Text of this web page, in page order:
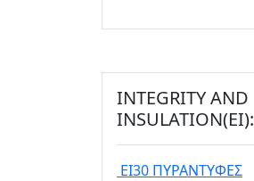
INTEGRITY AND
INSULATION(EI):
EI30 ΠΥΡΑΝΤΥΦΕΣ